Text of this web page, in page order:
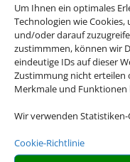
Um Ihnen ein optimales
Technologien wie
und/oder darauf
zustimmmen, können wir
eindeutige IDs auf dieser
Zustimmung nicht erteilen
Merkmale und
Wir verwenden
Cookie-Richtlinie